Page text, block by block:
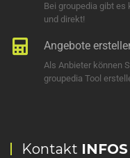
Bei groupedia gibt es
und direkt!
Angebote
Als Anbieter können
groupedia Tool
Kontakt INFOS